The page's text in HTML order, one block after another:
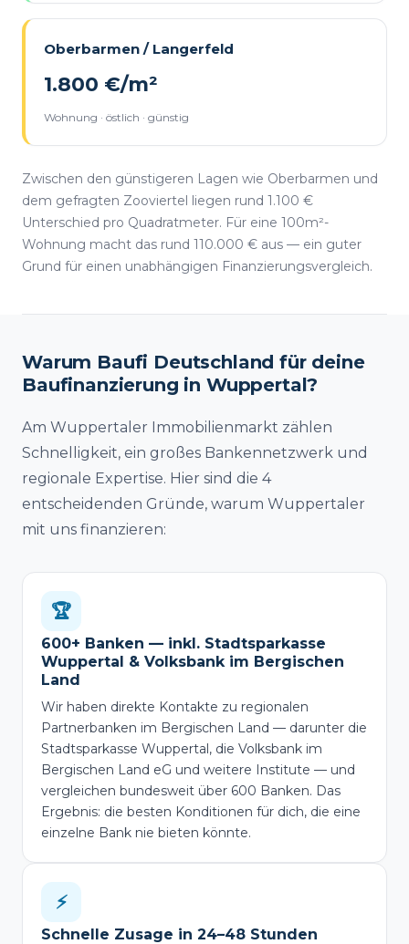
Oberbarmen / Langerfeld
1.800 €/m²
Wohnung · östlich · günstig
Zwischen den günstigeren Lagen wie Oberbarmen und
dem gefragten Zooviertel liegen rund 1.100 €
Unterschied pro Quadratmeter. Für eine 100m²-
Wohnung macht das rund 110.000 € aus — ein guter
Grund für einen unabhängigen Finanzierungsvergleich.
Warum Baufi Deutschland für deine
Baufinanzierung in Wuppertal?
Am Wuppertaler Immobilienmarkt zählen
Schnelligkeit, ein großes Bankennetzwerk und
regionale Expertise. Hier sind die 4
entscheidenden Gründe, warum Wuppertaler
mit uns finanzieren:
🏆
600+ Banken — inkl. Stadtsparkasse
Wuppertal & Volksbank im Bergischen
Land
Wir haben direkte Kontakte zu regionalen
Partnerbanken im Bergischen Land — darunter die
Stadtsparkasse Wuppertal, die Volksbank im
Bergischen Land eG und weitere Institute — und
vergleichen bundesweit über 600 Banken. Das
Ergebnis: die besten Konditionen für dich, die eine
einzelne Bank nie bieten könnte.
⚡
Schnelle Zusage in 24–48 Stunden